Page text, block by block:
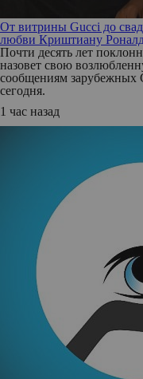
От витрины Gucci до
любви Криштиану
Почти десять лет
назовет свою
сообщениям
сегодня.
1 час назад